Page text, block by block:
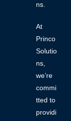
ns.
At
Princo
Solutio
ns,
we’re
commi
tted to
providi